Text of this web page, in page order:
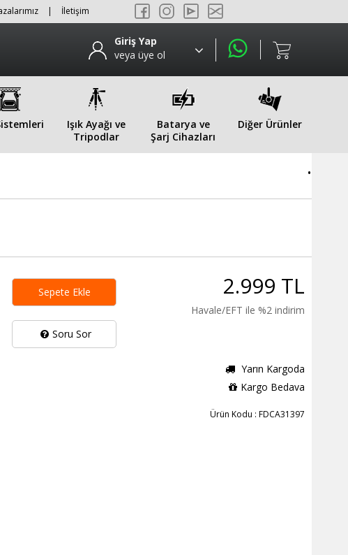
| İletişim
Giriş Yap
veya üye ol
Işık Ayağı ve
Tripodlar
Batarya ve
Şarj Cihazları
Diğer Ürünler
.
Sepete Ekle
Soru Sor
2.999 TL
Havale/EFT ile %2 indirim
Yarın Kargoda
Kargo Bedava
Ürün Kodu : FDCA31397